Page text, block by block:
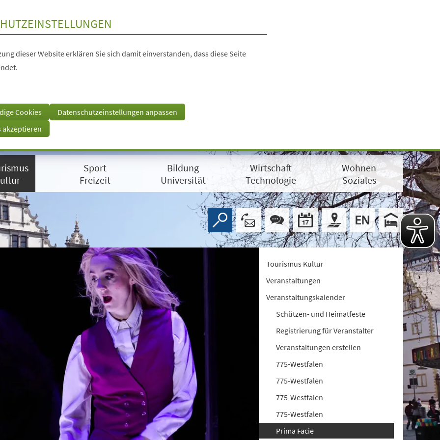
dieser Website erklären Sie sich damit einverstanden, dass diese Seite
Cookies
Datenschutzeinstellungen anpassen
akzeptieren
Sport
Freizeit
Bildung
Universität
Wirtschaft
Technologie
Wohnen
Soziales
Tourismus Kultur
Veranstaltungen
Veranstaltungskalender
Schützen- und Heimatfeste
Registrierung für Veranstalter
Veranstaltungen erstellen
775-Westfalen
775-Westfalen
775-Westfalen
775-Westfalen
Prima Facie